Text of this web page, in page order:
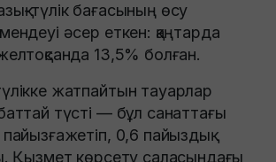
түлік бағасының өсу
әсер еткен: қаңтарда
13,5% болған.
жатпайтын тауарлар
түсті — бұл санаттағы
0,6 пайыздық
Қызмет көрсету саласындағы